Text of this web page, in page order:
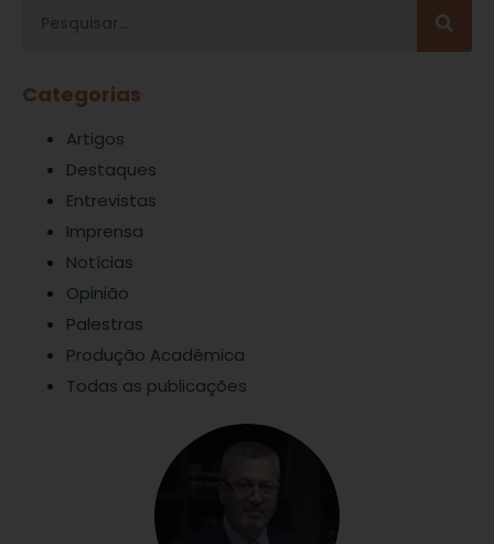
Categorias
Artigos
Destaques
Entrevistas
Imprensa
Notícias
Opinião
Palestras
Produção Acadêmica
Todas as publicações